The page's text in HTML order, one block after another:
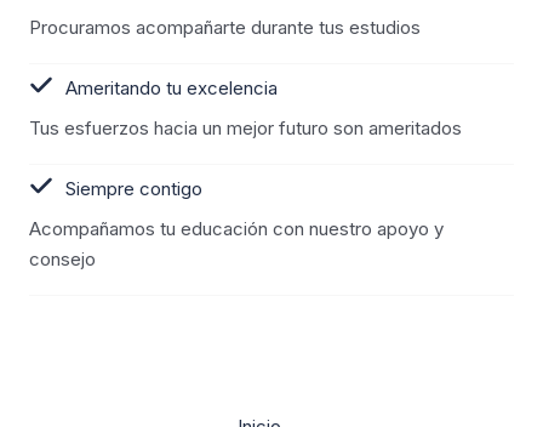
Procuramos acompañarte durante tus estudios
Ameritando tu excelencia
Tus esfuerzos hacia un mejor futuro son ameritados
Siempre contigo
Acompañamos tu educación con nuestro apoyo y
consejo